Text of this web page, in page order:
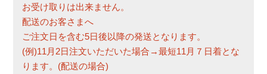
お受け取りは出来ません。
配送のお客さまへ
ご注文日を含む5日後以降の発送となります。
(例)11月2日注文いただいた場合→最短11月７日着とな
ります。(配送の場合)